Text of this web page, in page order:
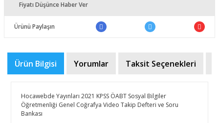
Fiyatı Düşünce Haber Ver
Ürünü Paylaşın
Ürün Bilgisi Yorumlar Taksit Seçenekleri
​Hocawebde Yayınları 2021 KPSS ÖABT Sosyal Bilgiler
Öğretmenliği Genel Coğrafya Video Takip Defteri ve Soru
Bankası